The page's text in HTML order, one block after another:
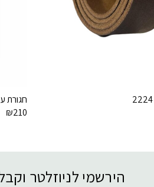
חגורת
₪210
הירשמי לניוזלטר